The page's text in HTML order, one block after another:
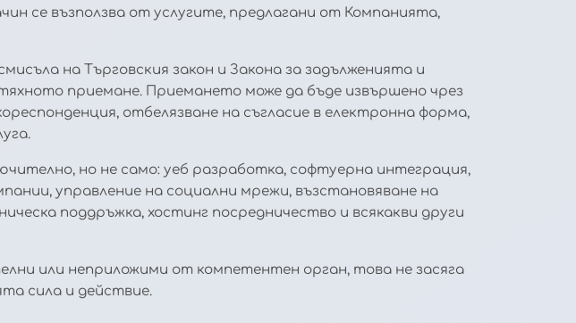
се възползва от услугите, предлагани от Компанията,
на Търговския закон и Закона за задълженията и
приемане. Приемането може да бъде извършено чрез
отбелязване на съгласие в електронна форма,
но не само: уеб разработка, софтуерна интеграция,
управление на социални мрежи, възстановяване на
поддръжка, хостинг посредничество и всякакви други
или неприложими от компетентен орган, това не засяга
сила и действие.